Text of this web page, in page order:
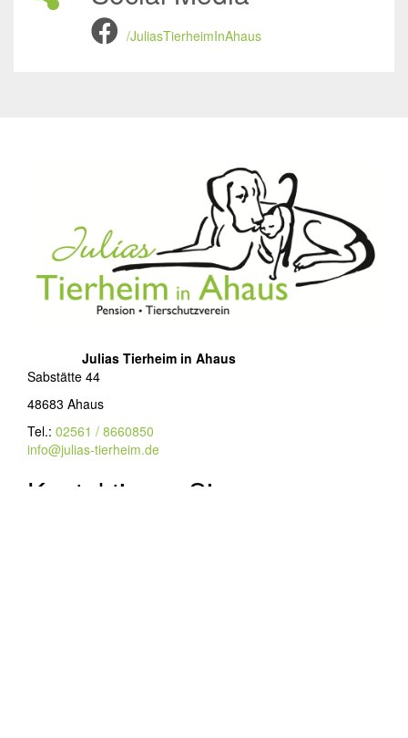
/JuliasTierheimInAhaus
Julias Tierheim in Ahaus
Sabstätte 44
48683 Ahaus
Tel.: 02561 / 8660850
info@julias-tierheim.de
Kontaktieren Sie uns